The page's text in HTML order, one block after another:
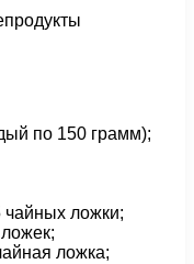
по 150 грамм);
ложки;
ложка;